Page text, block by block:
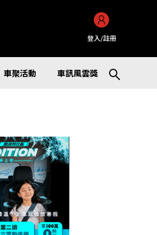
登入/註冊
車聚活動 車訊風雲獎